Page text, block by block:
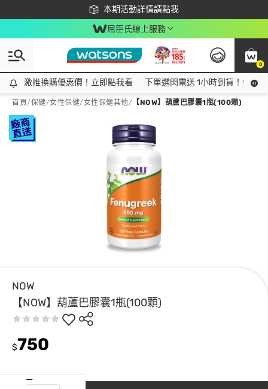
本期活動詳情請點我
下載app最高回饋$350
屈臣氏線上服務
0
激推換購優惠價！立即點我看
激推換購優惠價！立即點我看 下單選閃電送 1小時到貨！領神
首頁/保健/女性保健/女性保健其他/ 【NOW】葫蘆巴膠囊1瓶(100顆)
NOW
【NOW】葫蘆巴膠囊1瓶(100顆)
$750